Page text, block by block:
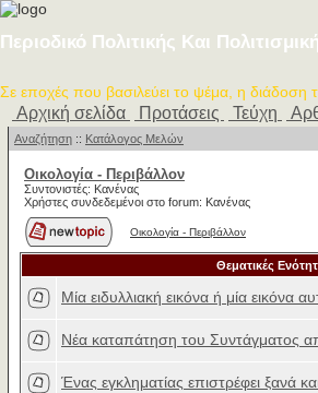
Περιοδικό Πολιτικής Και
Σε εποχές που βασιλεύει το ψέμα, η διάδοση
Αρχική σελίδα Προτάσεις Τεύχη
Αναζήτηση :: Κατάλογος Μελών
Οικολογία - Περιβάλλον
Συντονιστές: Κανένας
Χρήστες συνδεδεμένοι στο forum: Κανένας
Οικολογία - Περιβάλλον
Θεματικές
Μία ειδυλλιακή εικόνα ή μία εικόνα
Νέα καταπάτηση του Συντάγματος
Ένας εγκληματίας επιστρέφει ξανά